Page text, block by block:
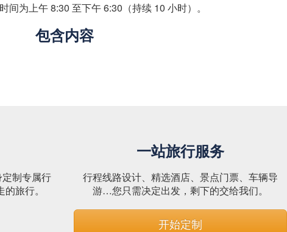
为上午 8:30 至下午 6:30（持续 10 小时）。
包含内容
制专属行
旅行。
一站旅行服务
行程线路设计、精选酒店、景点门票、车辆导
游…您只需决定出发，剩下的交给我们。
开始定制